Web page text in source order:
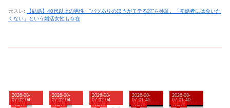
元スレ:
【結婚】40代以上の男性、“バツありのほうがモテる説”を検証。「初婚者には会いた
くない」という婚活女性も存在
NEW
2026-08-
07 02:04
NEW
2026-08-
07 02:04
NEW
2026-08-
07 02:04
NEW
2026-08-
07 01:45
NEW
2026-08-
07 01:40